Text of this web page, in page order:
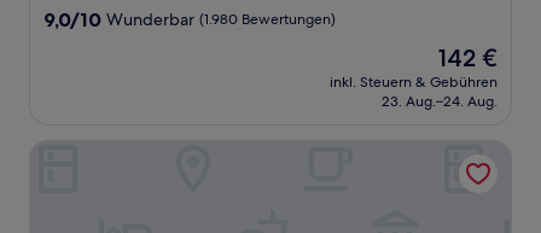
9.0
9,0/10 Wunderbar (1.980 Bewertungen)
Der
Preis
beträgt
142 €
inkl. Steuern & Gebühren
23. Aug.–24. Aug.